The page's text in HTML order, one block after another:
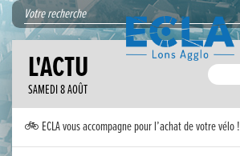
L'ACTU
SAMEDI 8 AOÛT
🚲 ECLA vous accompagne pour l’achat de votre vélo !